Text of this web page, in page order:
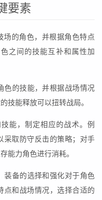
要素
场的角色，并根据角色特点
之间的技能互补和属性加
色的技能，并根据战场情况
技能释放可以扭转战局。
能，制定相应的战术。例
采取防守反击的策略；对手
能力角色进行消耗。
装备的选择和强化对于角色
点和战场情况，选择合适的